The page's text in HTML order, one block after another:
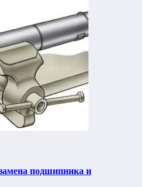
подшипника и